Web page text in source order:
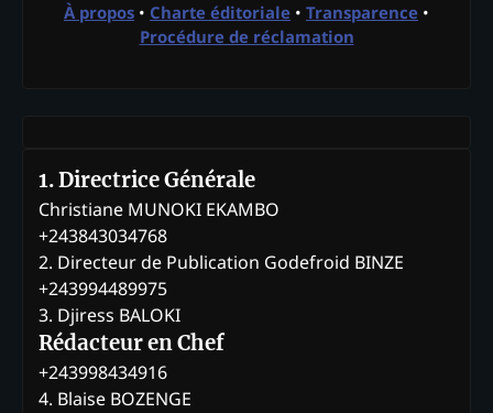
À propos • Charte éditoriale • Transparence •
Procédure de réclamation
1. Directrice Générale
Christiane MUNOKI EKAMBO
+243843034768
2. Directeur de Publication Godefroid BINZE
+243994489975
3. Djiress BALOKI
Rédacteur en Chef
+243998434916
4. Blaise BOZENGE